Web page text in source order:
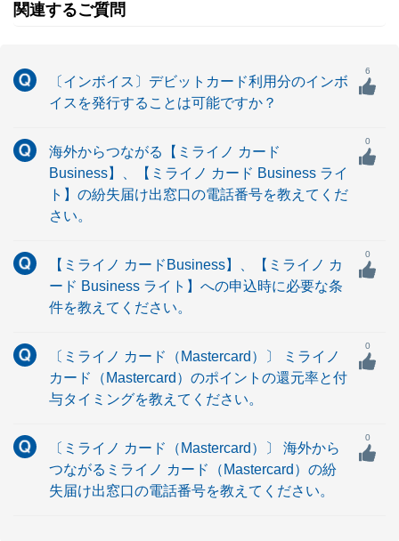
関連するご質問
〔インボイス〕デビットカード利用分のインボ
イスを発行することは可能ですか？
6
海外からつながる【ミライノ カード
Business】、【ミライノ カード Business ライ
ト】の紛失届け出窓口の電話番号を教えてくだ
さい。
0
【ミライノ カードBusiness】、【ミライノ カ
ード Business ライト】への申込時に必要な条
件を教えてください。
0
〔ミライノ カード（Mastercard）〕 ミライノ
カード（Mastercard）のポイントの還元率と付
与タイミングを教えてください。
0
〔ミライノ カード（Mastercard）〕 海外から
つながるミライノ カード（Mastercard）の紛
失届け出窓口の電話番号を教えてください。
0